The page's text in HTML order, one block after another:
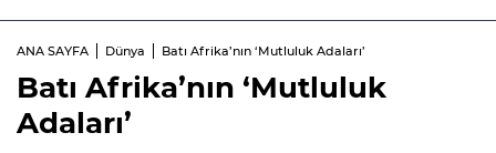
ANA SAYFA Dünya Batı Afrika’nın ‘Mutluluk Adaları’
Batı Afrika’nın ‘Mutluluk
Adaları’